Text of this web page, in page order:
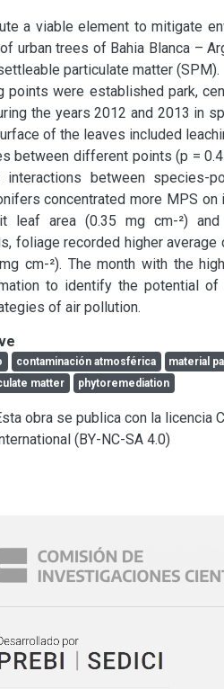
a viable element to mitigate
urban trees of Bahia Blanca –
particulate matter (SPM).
points were established park,
the years 2012 and 2013 in
of the leaves included
between different points (p =
interactions between species-
concentrated more MPS
leaf area (0.35 mg cm-²)
foliage recorded higher average
cm-²). The month with the
to identify the potential of
of air pollution.
contaminación atmosférica material
matter
phytoremediation
obra se publica con la licencia
(BY-NC-SA 4.0)